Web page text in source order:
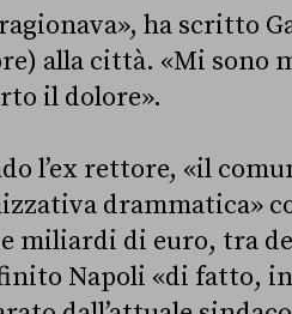
ha scritto
alla città. «Mi sono
il dolore».
l’ex rettore, «il
drammatica»
miliardi di euro, tra
Napoli «di fatto,